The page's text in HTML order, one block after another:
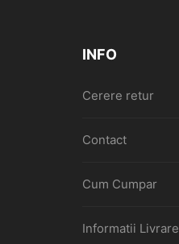
INFO
Cerere retur
Contact
Cum Cumpar
Informatii Livrare